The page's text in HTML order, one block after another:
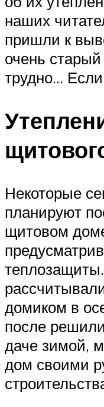
наших
пришли к
очень
трудно… Если
Некоторые
планируют
щитовом
домиком в
после
даче зимой,
дом своими